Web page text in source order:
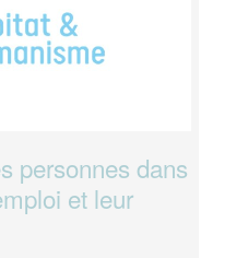
personnes dans
et leur